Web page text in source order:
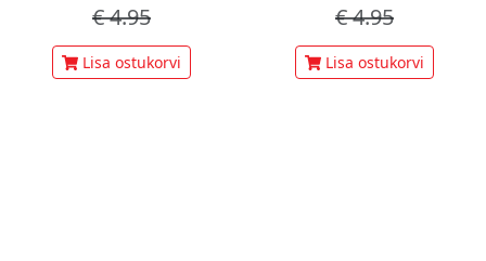
€4.95
Lisa ostukorvi
€4.95
Lisa ostukorvi